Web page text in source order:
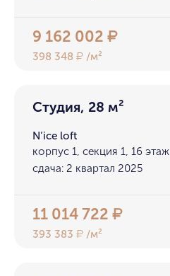
9 162 002₽
398 348₽ /м²
Студия, 28 м²
N’ice loft
корпус 1, секция 1, 16 этаж
сдача: 2 квартал 2025
11 014 722₽
393 383₽ /м²